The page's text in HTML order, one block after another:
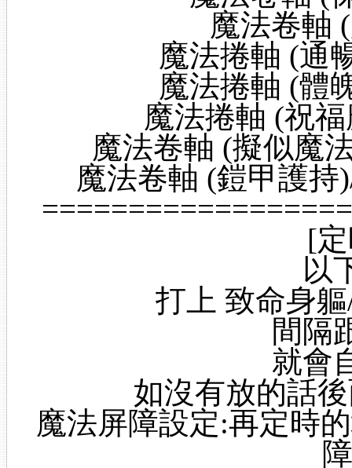
魔法卷軸
魔法捲軸 (通
魔法捲軸 (體
魔法捲軸 (祝
魔法卷軸 (擬似魔
魔法卷軸 (鎧甲護持
[
以
打上 致命身
間隔
就會
如沒有放的話
魔法屏障設定:再定時